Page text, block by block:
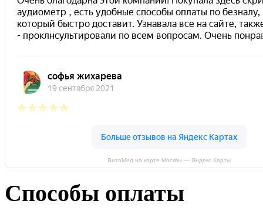
ВитаМед на карте Москвы — Яндекс.Карты
Способы оплаты